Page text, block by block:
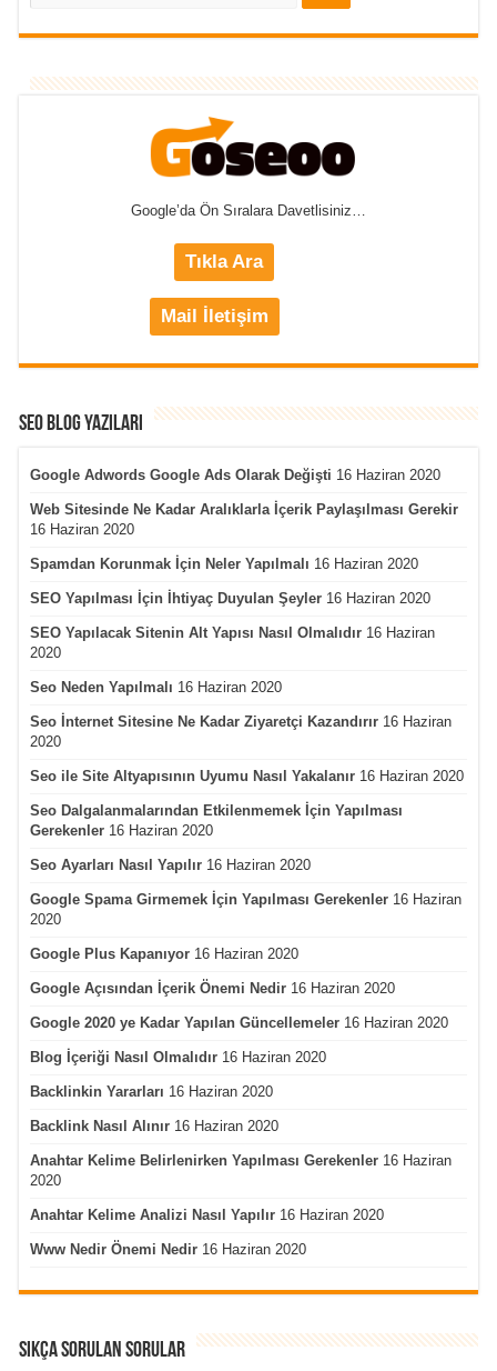
Google’da Ön Sıralara Davetlisiniz…
Tıkla Ara
Mail İletişim
Seo Blog Yazıları
Google Adwords Google Ads Olarak Değişti 16 Haziran 2020
Web Sitesinde Ne Kadar Aralıklarla İçerik Paylaşılması Gerekir
16 Haziran 2020
Spamdan Korunmak İçin Neler Yapılmalı 16 Haziran 2020
SEO Yapılması İçin İhtiyaç Duyulan Şeyler 16 Haziran 2020
SEO Yapılacak Sitenin Alt Yapısı Nasıl Olmalıdır 16 Haziran
2020
Seo Neden Yapılmalı 16 Haziran 2020
Seo İnternet Sitesine Ne Kadar Ziyaretçi Kazandırır 16 Haziran
2020
Seo ile Site Altyapısının Uyumu Nasıl Yakalanır 16 Haziran 2020
Seo Dalgalanmalarından Etkilenmemek İçin Yapılması
Gerekenler 16 Haziran 2020
Seo Ayarları Nasıl Yapılır 16 Haziran 2020
Google Spama Girmemek İçin Yapılması Gerekenler 16 Haziran
2020
Google Plus Kapanıyor 16 Haziran 2020
Google Açısından İçerik Önemi Nedir 16 Haziran 2020
Google 2020 ye Kadar Yapılan Güncellemeler 16 Haziran 2020
Blog İçeriği Nasıl Olmalıdır 16 Haziran 2020
Backlinkin Yararları 16 Haziran 2020
Backlink Nasıl Alınır 16 Haziran 2020
Anahtar Kelime Belirlenirken Yapılması Gerekenler 16 Haziran
2020
Anahtar Kelime Analizi Nasıl Yapılır 16 Haziran 2020
Www Nedir Önemi Nedir 16 Haziran 2020
Sıkça Sorulan Sorular